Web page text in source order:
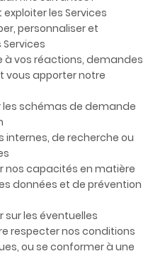
exploiter les Services
personnaliser et
à vos réactions, demandes
vous apporter notre
les schémas de demande
internes, de recherche ou
nos capacités en matière
données et de prévention
sur les éventuelles
respecter nos conditions
ou se conformer à une